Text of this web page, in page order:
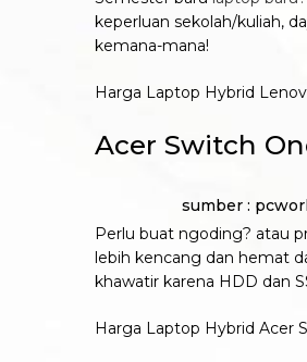
keperluan sekolah/kuliah,
kemana-mana!
Harga Laptop Hybrid
Acer Switch
sumber :
Perlu buat ngoding? atau
lebih kencang dan hemat
khawatir karena HDD dan
Harga Laptop Hybrid Acer